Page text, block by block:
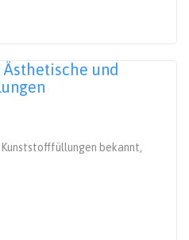
und
bekannt,